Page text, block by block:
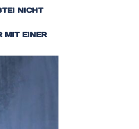
NICHT
MIT EINER